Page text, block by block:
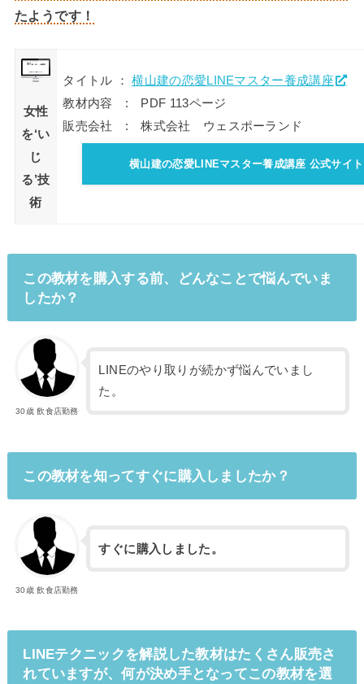
たようです！
女性
を‘い
じ
る’技
術
タイトル ：横山建の恋愛LINEマスター養成講座
教材内容 : PDF 113ページ
販売会社 : 株式会社 ウェスポーランド
横山建の恋愛LINEマスター養成講座 公式サイト
この教材を購入する前、どんなことで悩んでいま
したか？
30歳 飲食店勤務
LINEのやり取りが続かず悩んでいまし
た。
この教材を知ってすぐに購入しましたか？
30歳 飲食店勤務
すぐに購入しました。
LINEテクニックを解説した教材はたくさん販売さ
れていますが、何が決め手となってこの教材を選